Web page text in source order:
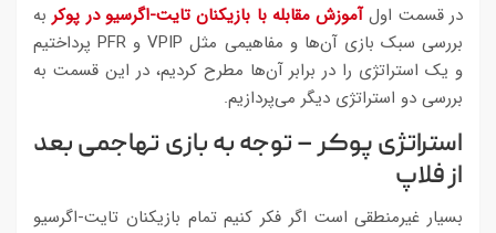
در قسمت اولآموزش مقابله با بازیکنان تایت-اگرسیو در پوکر به
بررسی سبک بازی آن‌ها و مفاهیمی مثل VPIP و PFR پرداختیم
و یک استراتژی را در برابر آن‌ها مطرح کردیم، در این قسمت به
بررسی دو استراتژی دیگر می‌پردازیم.
استراتژی پوکر – توجه به بازی تهاجمی بعد
از فلاپ
بسیار غیرمنطقی است اگر فکر کنیم تمام بازیکنان تایت-اگرسیو